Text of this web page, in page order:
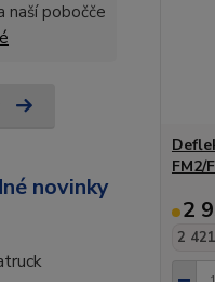
naší pobočče
novinky
FM2/
2
2